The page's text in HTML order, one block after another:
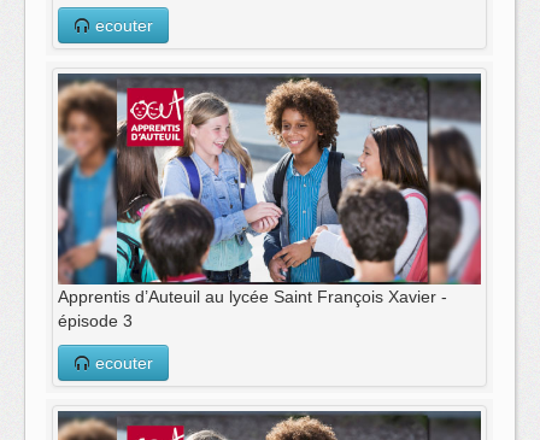
ecouter
Apprentis d’Auteuil au lycée Saint François Xavier -
épisode 3
ecouter